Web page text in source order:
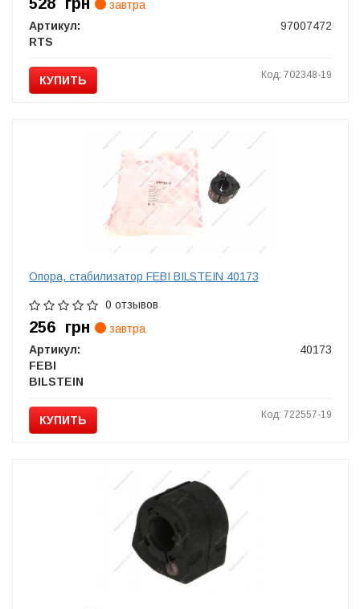
завтра
Артикул:
97007472
RTS
КУПИТЬ Код: 702348-19
Опора, стабилизатор FEBI BILSTEIN 40173
0 отзывов
256 грн
завтра
Артикул:
40173
FEBI
BILSTEIN
КУПИТЬ Код: 722557-19